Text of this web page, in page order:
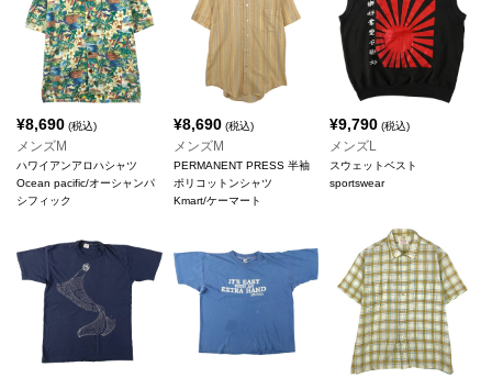
¥8,690 (税込)
メンズM
ハワイアンアロハシャツ
Ocean pacific/オーシャンパ
シフィック
¥8,690(税込)
メンズM
PERMANENT PRESS 半袖
ポリコットンシャツ
Kmart/ケーマート
¥9,790 (税込)
メンズL
スウェットベスト
sportswear